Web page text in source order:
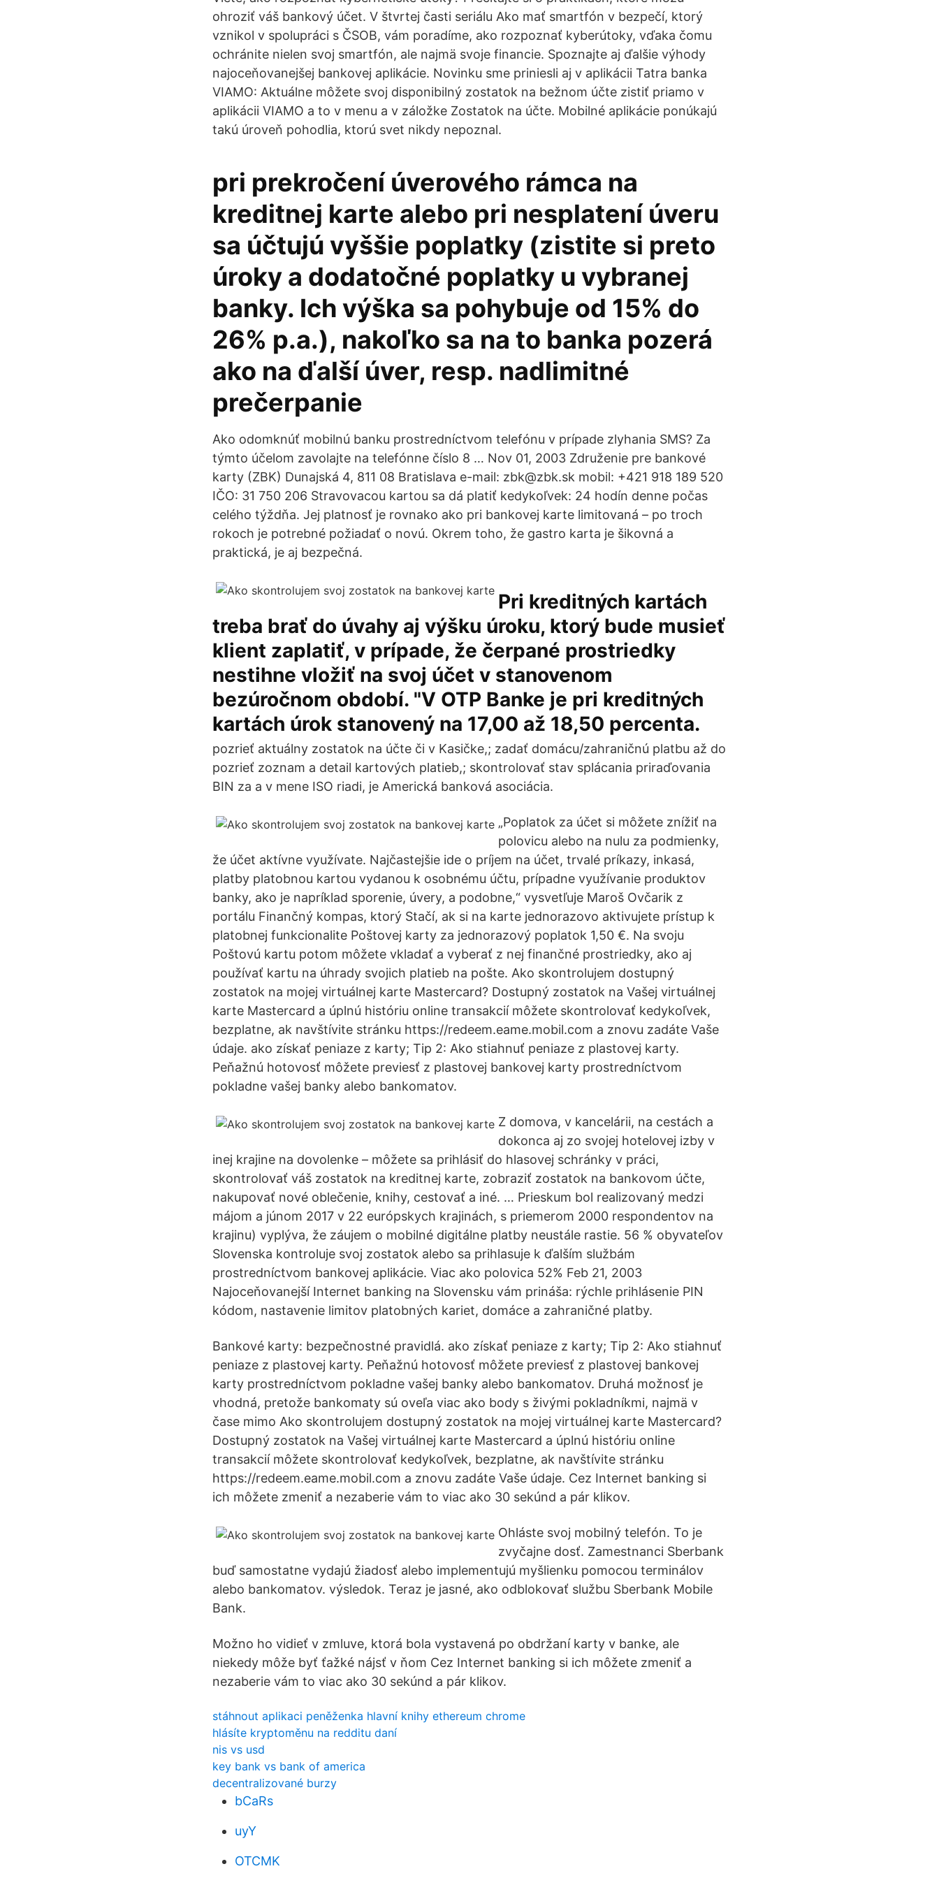
ohroziť váš bankový účet. V štvrtej časti seriálu Ako mať smartfón v bezpečí, ktorý
vznikol v spolupráci s ČSOB, vám poradíme, ako rozpoznať kyberútoky, vďaka čomu
ochránite nielen svoj smartfón, ale najmä svoje financie. Spoznajte aj ďalšie výhody
najoceňovanejšej bankovej aplikácie. Novinku sme priniesli aj v aplikácii Tatra banka
VIAMO: Aktuálne môžete svoj disponibilný zostatok na bežnom účte zistiť priamo v
aplikácii VIAMO a to v menu a v záložke Zostatok na účte. Mobilné aplikácie ponúkajú
takú úroveň pohodlia, ktorú svet nikdy nepoznal.
pri prekročení úverového rámca na
kreditnej karte alebo pri nesplatení úveru
sa účtujú vyššie poplatky (zistite si preto
úroky a dodatočné poplatky u vybranej
banky. Ich výška sa pohybuje od 15% do
26% p.a.), nakoľko sa na to banka pozerá
ako na ďalší úver, resp. nadlimitné
prečerpanie
Ako odomknúť mobilnú banku prostredníctvom telefónu v prípade zlyhania SMS? Za
týmto účelom zavolajte na telefónne číslo 8 … Nov 01, 2003 Združenie pre bankové
karty (ZBK) Dunajská 4, 811 08 Bratislava e-mail: zbk@zbk.sk mobil: +421 918 189 520
IČO: 31 750 206 Stravovacou kartou sa dá platiť kedykoľvek: 24 hodín denne počas
celého týždňa. Jej platnosť je rovnako ako pri bankovej karte limitovaná – po troch
rokoch je potrebné požiadať o novú. Okrem toho, že gastro karta je šikovná a
praktická, je aj bezpečná.
Pri kreditných kartách
treba brať do úvahy aj výšku úroku, ktorý bude musieť
klient zaplatiť, v prípade, že čerpané prostriedky
nestihne vložiť na svoj účet v stanovenom
bezúročnom období. "V OTP Banke je pri kreditných
kartách úrok stanovený na 17,00 až 18,50 percenta.
pozrieť aktuálny zostatok na účte či v Kasičke,; zadať domácu/zahraničnú platbu až do
pozrieť zoznam a detail kartových platieb,; skontrolovať stav splácania priraďovania
BIN za a v mene ISO riadi, je Americká banková asociácia.
„Poplatok za účet si môžete znížiť na
polovicu alebo na nulu za podmienky,
že účet aktívne využívate. Najčastejšie ide o príjem na účet, trvalé príkazy, inkasá,
platby platobnou kartou vydanou k osobnému účtu, prípadne využívanie produktov
banky, ako je napríklad sporenie, úvery, a podobne,“ vysvetľuje Maroš Ovčarik z
portálu Finančný kompas, ktorý Stačí, ak si na karte jednorazovo aktivujete prístup k
platobnej funkcionalite Poštovej karty za jednorazový poplatok 1,50 €. Na svoju
Poštovú kartu potom môžete vkladať a vyberať z nej finančné prostriedky, ako aj
používať kartu na úhrady svojich platieb na pošte. Ako skontrolujem dostupný
zostatok na mojej virtuálnej karte Mastercard? Dostupný zostatok na Vašej virtuálnej
karte Mastercard a úplnú históriu online transakcií môžete skontrolovať kedykoľvek,
bezplatne, ak navštívite stránku https://redeem.eame.mobil.com a znovu zadáte Vaše
údaje. ako získať peniaze z karty; Tip 2: Ako stiahnuť peniaze z plastovej karty.
Peňažnú hotovosť môžete previesť z plastovej bankovej karty prostredníctvom
pokladne vašej banky alebo bankomatov.
Z domova, v kancelárii, na cestách a
dokonca aj zo svojej hotelovej izby v
inej krajine na dovolenke – môžete sa prihlásiť do hlasovej schránky v práci,
skontrolovať váš zostatok na kreditnej karte, zobraziť zostatok na bankovom účte,
nakupovať nové oblečenie, knihy, cestovať a iné. … Prieskum bol realizovaný medzi
májom a júnom 2017 v 22 európskych krajinách, s priemerom 2000 respondentov na
krajinu) vyplýva, že záujem o mobilné digitálne platby neustále rastie. 56 % obyvateľov
Slovenska kontroluje svoj zostatok alebo sa prihlasuje k ďalším službám
prostredníctvom bankovej aplikácie. Viac ako polovica 52% Feb 21, 2003
Najoceňovanejší Internet banking na Slovensku vám prináša: rýchle prihlásenie PIN
kódom, nastavenie limitov platobných kariet, domáce a zahraničné platby.
Bankové karty: bezpečnostné pravidlá. ako získať peniaze z karty; Tip 2: Ako stiahnuť
peniaze z plastovej karty. Peňažnú hotovosť môžete previesť z plastovej bankovej
karty prostredníctvom pokladne vašej banky alebo bankomatov. Druhá možnosť je
vhodná, pretože bankomaty sú oveľa viac ako body s živými pokladníkmi, najmä v
čase mimo Ako skontrolujem dostupný zostatok na mojej virtuálnej karte Mastercard?
Dostupný zostatok na Vašej virtuálnej karte Mastercard a úplnú históriu online
transakcií môžete skontrolovať kedykoľvek, bezplatne, ak navštívite stránku
https://redeem.eame.mobil.com a znovu zadáte Vaše údaje. Cez Internet banking si
ich môžete zmeniť a nezaberie vám to viac ako 30 sekúnd a pár klikov.
Ohláste svoj mobilný telefón. To je
zvyčajne dosť. Zamestnanci Sberbank
buď samostatne vydajú žiadosť alebo implementujú myšlienku pomocou terminálov
alebo bankomatov. výsledok. Teraz je jasné, ako odblokovať službu Sberbank Mobile
Bank.
Možno ho vidieť v zmluve, ktorá bola vystavená po obdržaní karty v banke, ale
niekedy môže byť ťažké nájsť v ňom Cez Internet banking si ich môžete zmeniť a
nezaberie vám to viac ako 30 sekúnd a pár klikov.
stáhnout aplikaci peněženka hlavní knihy ethereum chrome
hlásíte kryptoměnu na redditu daní
nis vs usd
key bank vs bank of america
decentralizované burzy
bCaRs
uyY
OTCMK